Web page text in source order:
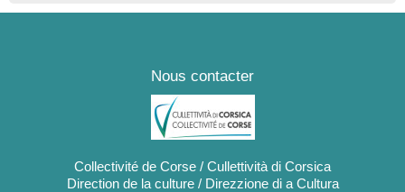
Nous contacter
Collectivité de Corse / Cullettività di Corsica
Direction de la culture / Direzzione di a Cultura